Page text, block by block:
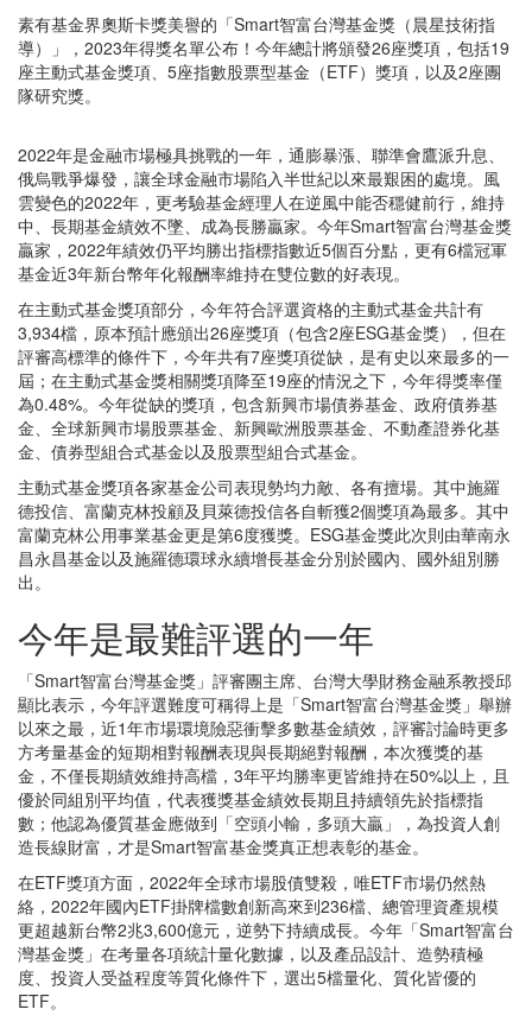
素有基金界奧斯卡獎美譽的「Smart智富台灣基金獎（晨星技術指
導）」，2023年得獎名單公布！今年總計將頒發26座獎項，包括19
座主動式基金獎項、5座指數股票型基金（ETF）獎項，以及2座團
隊研究獎。
2022年是金融市場極具挑戰的一年，通膨暴漲、聯準會鷹派升息、
俄烏戰爭爆發，讓全球金融市場陷入半世紀以來最艱困的處境。風
雲變色的2022年，更考驗基金經理人在逆風中能否穩健前行，維持
中、長期基金績效不墜、成為長勝贏家。今年Smart智富台灣基金獎
贏家，2022年績效仍平均勝出指標指數近5個百分點，更有6檔冠軍
基金近3年新台幣年化報酬率維持在雙位數的好表現。
在主動式基金獎項部分，今年符合評選資格的主動式基金共計有
3,934檔，原本預計應頒出26座獎項（包含2座ESG基金獎），但在
評審高標準的條件下，今年共有7座獎項從缺，是有史以來最多的一
屆；在主動式基金獎相關獎項降至19座的情況之下，今年得獎率僅
為0.48%。今年從缺的獎項，包含新興市場債券基金、政府債券基
金、全球新興市場股票基金、新興歐洲股票基金、不動產證券化基
金、債券型組合式基金以及股票型組合式基金。
主動式基金獎項各家基金公司表現勢均力敵、各有擅場。其中施羅
德投信、富蘭克林投顧及貝萊德投信各自斬獲2個獎項為最多。其中
富蘭克林公用事業基金更是第6度獲獎。ESG基金獎此次則由華南永
昌永昌基金以及施羅德環球永續增長基金分別於國內、國外組別勝
出。
今年是最難評選的一年
「Smart智富台灣基金獎」評審團主席、台灣大學財務金融系教授邱
顯比表示，今年評選難度可稱得上是「Smart智富台灣基金獎」舉辦
以來之最，近1年市場環境險惡衝擊多數基金績效，評審討論時更多
方考量基金的短期相對報酬表現與長期絕對報酬，本次獲獎的基
金，不僅長期績效維持高檔，3年平均勝率更皆維持在50%以上，且
優於同組別平均值，代表獲獎基金績效長期且持續領先於指標指
數；他認為優質基金應做到「空頭小輸，多頭大贏」，為投資人創
造長線財富，才是Smart智富基金獎真正想表彰的基金。
在ETF獎項方面，2022年全球市場股債雙殺，唯ETF市場仍然熱
絡，2022年國內ETF掛牌檔數創新高來到236檔、總管理資產規模
更超越新台幣2兆3,600億元，逆勢下持續成長。今年「Smart智富台
灣基金獎」在考量各項統計量化數據，以及產品設計、造勢積極
度、投資人受益程度等質化條件下，選出5檔量化、質化皆優的
ETF。